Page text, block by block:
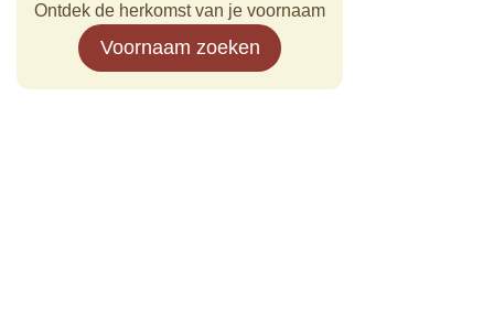
Ontdek de herkomst van je voornaam
Voornaam zoeken